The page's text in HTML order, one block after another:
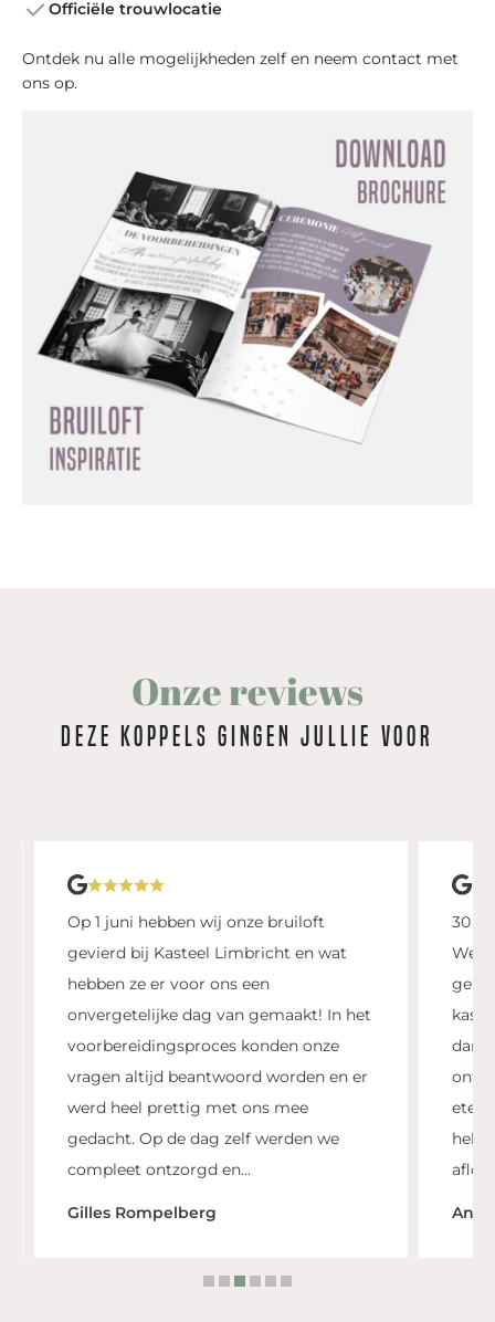
Officiële trouwlocatie
Ontdek nu alle mogelijkheden zelf en neem contact met
ons op.
Onze reviews
Deze koppels gingen jullie voor
Op 1 juni hebben wij onze bruiloft
gevierd bij Kasteel Limbricht en wat
hebben ze er voor ons een
onvergetelijke dag van gemaakt! In het
voorbereidingsproces konden onze
vragen altijd beantwoord worden en er
werd heel prettig met ons mee
gedacht. Op de dag zelf werden we
compleet ontzorgd en...
Gilles Rompelberg
30
We
eten
hele